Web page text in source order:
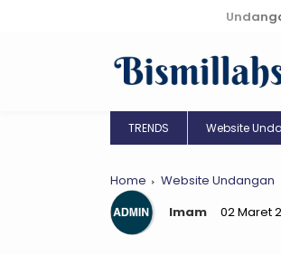
Undangan
TRENDS Website
Home
Website Undangan
Imam
02 Maret